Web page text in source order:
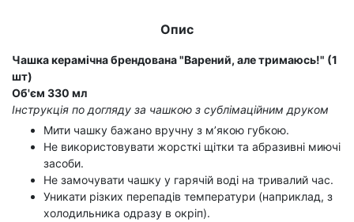
Опис
Чашка керамічна брендована "Варений, але тримаюсь!" (1
шт)
Об'єм 330 мл
Інструкція по догляду за чашкою з сублімаційним друком
Мити чашку бажано вручну з м’якою губкою.
Не використовувати жорсткі щітки та абразивні миючі
засоби.
Не замочувати чашку у гарячій воді на тривалий час.
Уникати різких перепадів температури (наприклад, з
холодильника одразу в окріп).